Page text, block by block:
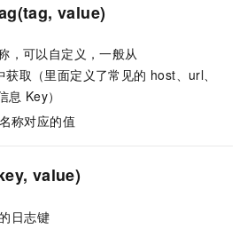
value)
，可以自定义，一般从
取（里面定义了常见的 host、url、
Key）
称对应的值
value)
日志键